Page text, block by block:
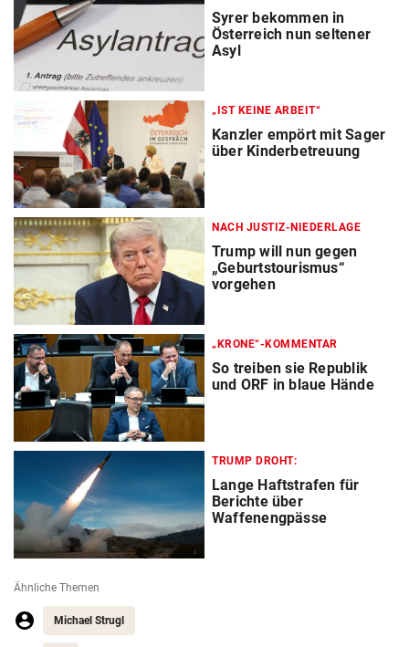
Syrer bekommen in
Österreich nun seltener
Asyl
„IST KEINE ARBEIT“
Kanzler empört mit Sager
über Kinderbetreuung
NACH JUSTIZ-NIEDERLAGE
Trump will nun gegen
„Geburtstourismus“
vorgehen
„KRONE“-KOMMENTAR
So treiben sie Republik
und ORF in blaue Hände
TRUMP DROHT:
Lange Haftstrafen für
Berichte über
Waffenengpässe
Ähnliche Themen
Michael Strugl